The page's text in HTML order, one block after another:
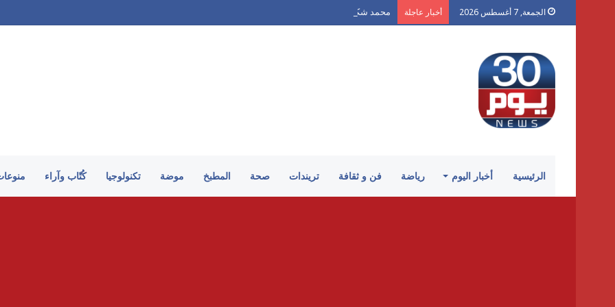
الجمعة, 7 أغسطس 2026 أخبار عاجلة محمد شكر يكتب لـ «30 يوم»: «الكرنك».. أزمة سينما أتلفها الهوى
الرئيسية أخبار اليوم رياضة فن و ثقافة تريندات صحة المطبخ موضة تكنولوجيا كُتّاب وآراء